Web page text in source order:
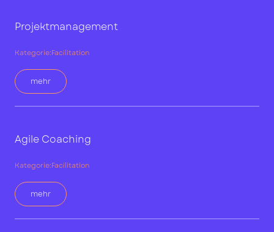
Projektmanagement
Kategorie:Facilitation
mehr
Agile Coaching
Kategorie:Facilitation
mehr